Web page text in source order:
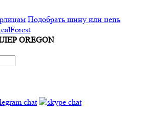
Подобрать шину или цепь
OREGON